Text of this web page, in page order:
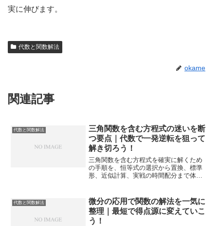
実に伸びます。
代数と関数解法
okame
関連記事
代数と関数解法
三角関数を含む方程式の迷いを断
つ要点｜代数で一発逆転を狙って
解き切ろう！
三角関数を含む方程式を確実に解くため
の手順を、恒等式の選択から置換、標準
形、近似計算、実戦の時間配分まで体系
代数と関数解法
微分の応用で関数の解法を一気に
整理｜最短で得点源に変えていこ
う！